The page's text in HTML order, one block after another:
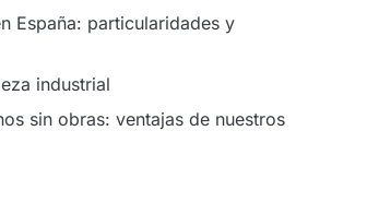
España: particularidades y
industrial
sin obras: ventajas de nuestros